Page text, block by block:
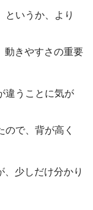
というか、より
動きやすさの重要
違うことに気が
で、背が高く
、少しだけ分かり